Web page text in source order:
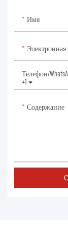
Имя
Электронная
+1
Телефон/
Содержание